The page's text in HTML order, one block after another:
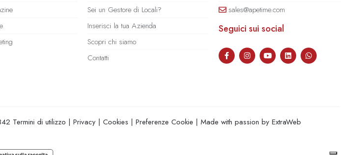
Sei un Gestore di Locali?
Inserisci la tua Azienda
Scopri chi siamo
Contatti
sales@apetime.com
Seguici sui social
Termini di utilizzo | Privacy | Cookies | Preferenze Cookie | Made with passion by ExtraWeb